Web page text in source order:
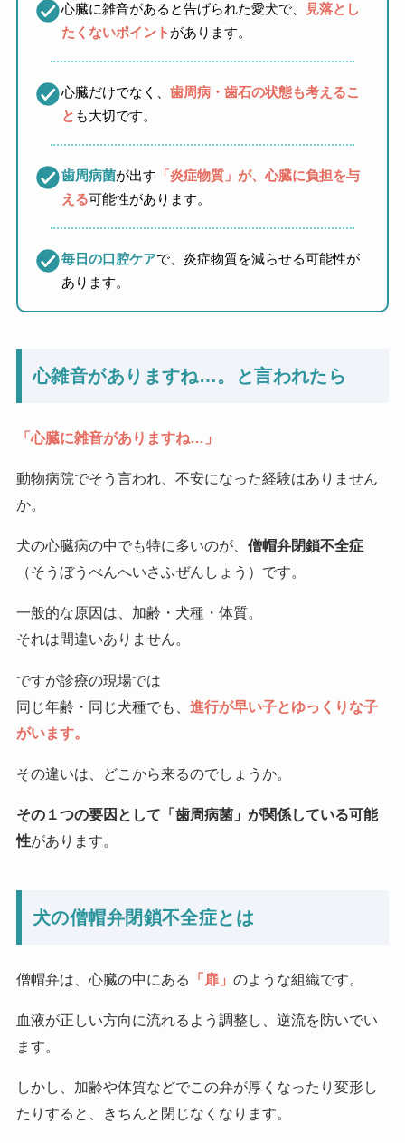
心臓に雑音があると告げられた愛犬で、
見落とし
たくないポイント があります。
心臓だけでなく、 歯周病・歯石の状態も考えるこ
と も大切です。
歯周病菌が出す 「炎症物質」が、心臓に負担を与
える可能性があります。
毎日の口腔ケアで、炎症物質を減らせる可能性が
あります。
心雑音がありますね…。と言われたら
「心臓に雑音がありますね…」
動物病院でそう言われ、不安になった経験はありません
か。
犬の心臓病の中でも特に多いのが、 僧帽弁閉鎖不全症
（そうぼうべんへいさふぜんしょう）です。
一般的な原因は、加齢・犬種・体質。
それは間違いありません。
ですが診療の現場では
同じ年齢・同じ犬種でも、 進行が早い子とゆっくりな子
がいます。
その違いは、どこから来るのでしょうか。
その１つの要因として「歯周病菌」が関係している可能
性があります。
犬の僧帽弁閉鎖不全症とは
僧帽弁は、心臓の中にある 「扉」 のような組織です。
血液が正しい方向に流れるよう調整し、逆流を防いでい
ます。
しかし、加齢や体質などでこの弁が厚くなったり変形し
たりすると、きちんと閉じなくなります。